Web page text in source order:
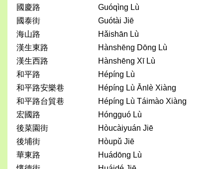
國慶路
Guóqìng Lù
國泰街
Guótài Jiē
海山路
Hǎishān Lù
漢生東路
Hànshēng Dōng Lù
漢生西路
Hànshēng Xī Lù
和平路
Hépíng Lù
和平路安樂巷
Hépíng Lù Ānlè Xiàng
和平路台貿巷
Hépíng Lù Táimào Xiàng
宏國路
Hóngguó Lù
後菜園街
Hòucàiyuán Jiē
後埔街
Hòupǔ Jiē
華東路
Huádōng Lù